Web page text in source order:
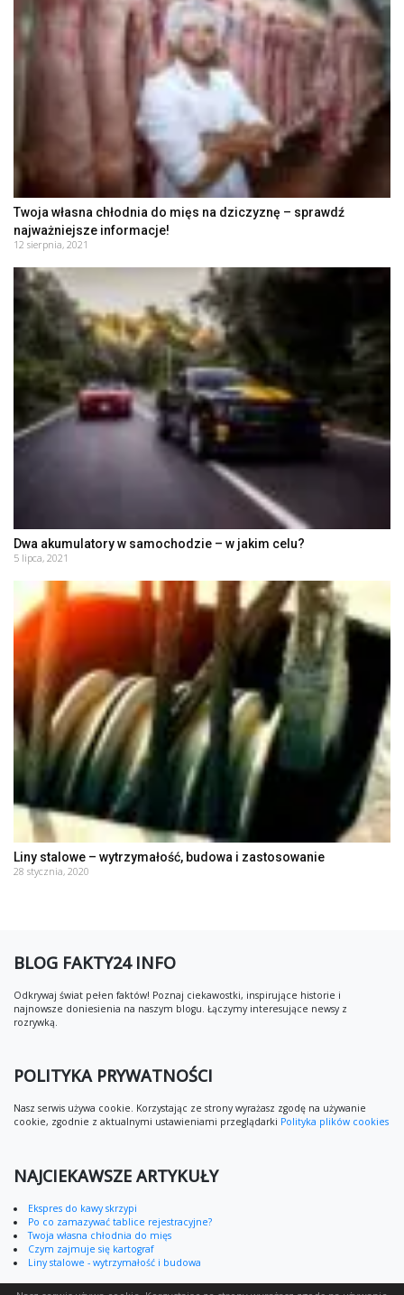
Twoja własna chłodnia do mięs na dziczyznę – sprawdź
najważniejsze informacje!
12 sierpnia, 2021
Dwa akumulatory w samochodzie – w jakim celu?
5 lipca, 2021
Liny stalowe – wytrzymałość, budowa i zastosowanie
28 stycznia, 2020
BLOG FAKTY24 INFO
Odkrywaj świat pełen faktów! Poznaj ciekawostki, inspirujące historie i
najnowsze doniesienia na naszym blogu. Łączymy interesujące newsy z
rozrywką.
POLITYKA PRYWATNOŚCI
Nasz serwis używa cookie. Korzystając ze strony wyrażasz zgodę na używanie
cookie, zgodnie z aktualnymi ustawieniami przeglądarki Polityka plików cookies
NAJCIEKAWSZE ARTYKUŁY
Ekspres do kawy skrzypi
Po co zamazywać tablice rejestracyjne?
Twoja własna chłodnia do mięs
Czym zajmuje się kartograf
Liny stalowe - wytrzymałość i budowa